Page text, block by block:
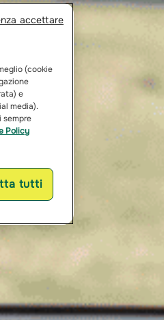
(cookie
e
media).
sempre
Policy
tutti
accettare